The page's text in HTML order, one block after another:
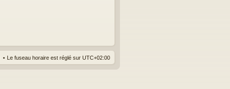
Le fuseau horaire est réglé sur UTC+02:00